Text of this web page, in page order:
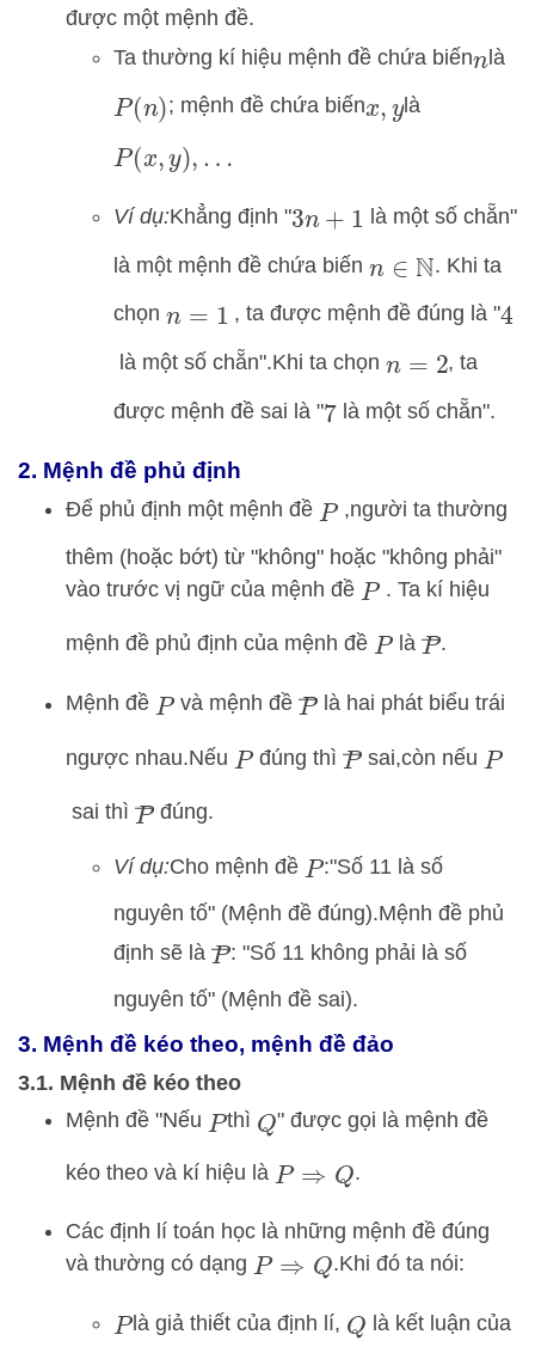
được một mệnh đề.
Ta thường kí hiệu mệnh đề chứa biếnnlà
P(n) ; mệnh đề chứa biếnx,y là
P(x,y),…
Ví dụ:Khẳng định "3n +1 là một số chẵn"
là một mệnh đề chứa biến n∈N . Khi ta
chọn n=1 ,ta được mệnh đề đúng là "4
là một số chẵn".Khi ta chọn n=2 ,ta
được mệnh đề sai là "7 là một số chẵn".
2. Mệnh đề phủ định
Để phủ định một mệnh đề P ,người ta thường
thêm (hoặc bớt) từ "không" hoặc "không phải"
vào trước vị ngữ của mệnh đề P .Ta kí hiệu
mệnh đề phủ định của mệnh đề P làP―
.
Mệnh đề P và mệnh đềP―là hai phát biểu trái
ngược nhau.Nếu P đúng thìP―
sai,còn nếu P
sai thì P―
đúng.
Ví dụ:Cho mệnh đề P:"Số 11 là số
nguyên tố" (Mệnh đề đúng).Mệnh đề phủ
định sẽ là P―
:"Số 11 không phải là số
nguyên tố" (Mệnh đề sai).
3. Mệnh đề kéo theo, mệnh đề đảo
3.1. Mệnh đề kéo theo
Mệnh đề "Nếu Pthì Q" được gọi là mệnh đề
kéo theo và kí hiệu là P⇒Q .
Các định lí toán học là những mệnh đề đúng
và thường có dạng P⇒Q .Khi đó ta nói:
Plà giả thiết của định lí, Q là kết luận của